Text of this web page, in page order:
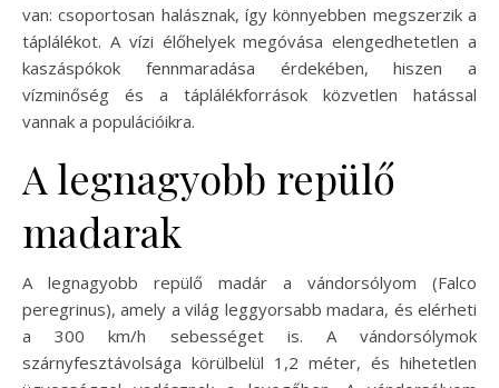
van: csoportosan halásznak, így könnyebben megszerzik a
táplálékot. A vízi élőhelyek megóvása elengedhetetlen a
kaszáspókok fennmaradása érdekében, hiszen a
vízminőség és a táplálékforrások közvetlen hatással
vannak a populációikra.
A legnagyobb repülő
madarak
A legnagyobb repülő madár a vándorsólyom (Falco
peregrinus), amely a világ leggyorsabb madara, és elérheti
a 300 km/h sebességet is. A vándorsólymok
szárnyfesztávolsága körülbelül 1,2 méter, és hihetetlen